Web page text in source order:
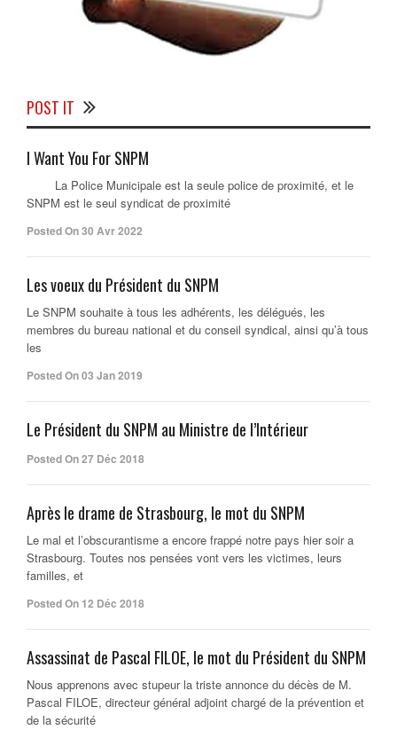
POST IT
I Want You For SNPM
La Police Municipale est la seule police de proximité, et le
SNPM est le seul syndicat de proximité
Posted On 30 Avr 2022
Les voeux du Président du SNPM
Le SNPM souhaite à tous les adhérents, les délégués, les
membres du bureau national et du conseil syndical, ainsi qu’à tous
les
Posted On 03 Jan 2019
Le Président du SNPM au Ministre de l’Intérieur
Posted On 27 Déc 2018
Après le drame de Strasbourg, le mot du SNPM
Le mal et l’obscurantisme a encore frappé notre pays hier soir a
Strasbourg. Toutes nos pensées vont vers les victimes, leurs
familles, et
Posted On 12 Déc 2018
Assassinat de Pascal FILOE, le mot du Président du SNPM
Nous apprenons avec stupeur la triste annonce du décès de M.
Pascal FILOE, directeur général adjoint chargé de la prévention et
de la sécurité